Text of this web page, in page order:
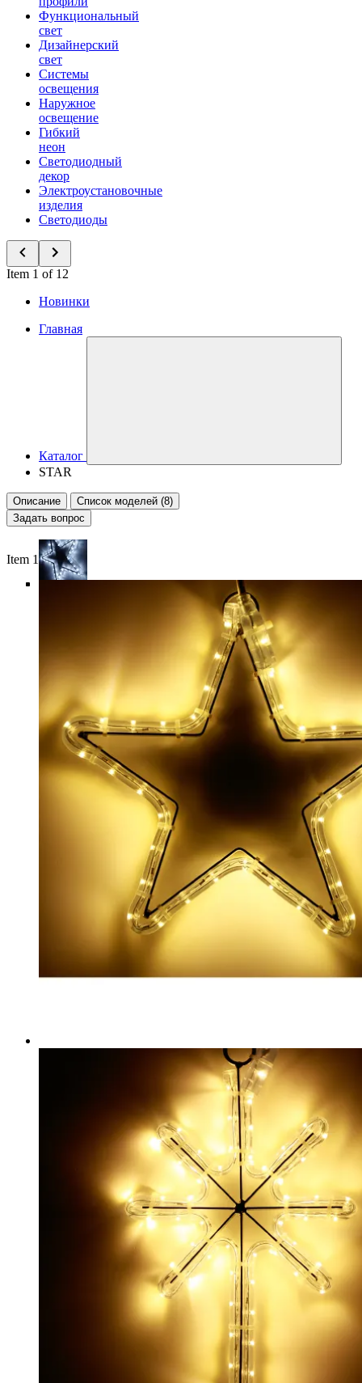
Функциональный
свет
Дизайнерский
свет
Системы
освещения
Наружное
освещение
Гибкий
неон
Светодиодный
декор
Электроустановочные
изделия
Светодиоды
Item 1 of 12
Новинки
Главная
Каталог
STAR
Описание
Список моделей (8)
Задать вопрос
Item 1 of 6